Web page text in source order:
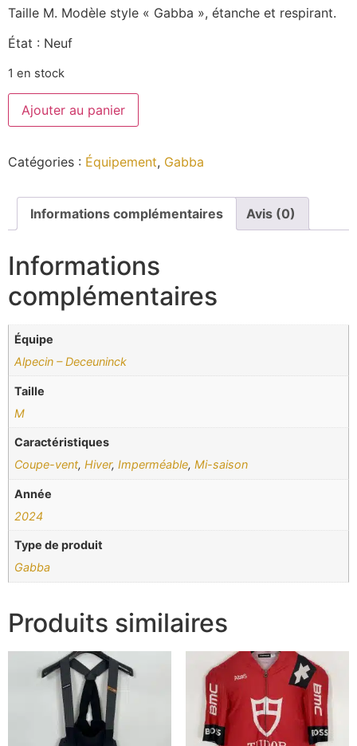
Taille M. Modèle style « Gabba », étanche et respirant.
État : Neuf
1 en stock
Ajouter au panier
Catégories : Équipement, Gabba
Informations complémentaires Avis (0)
Informations
complémentaires
Équipe
Alpecin – Deceuninck
Taille
M
Caractéristiques
Coupe-vent,Hiver,Imperméable,Mi-saison
Année
2024
Type de produit
Gabba
Produits similaires